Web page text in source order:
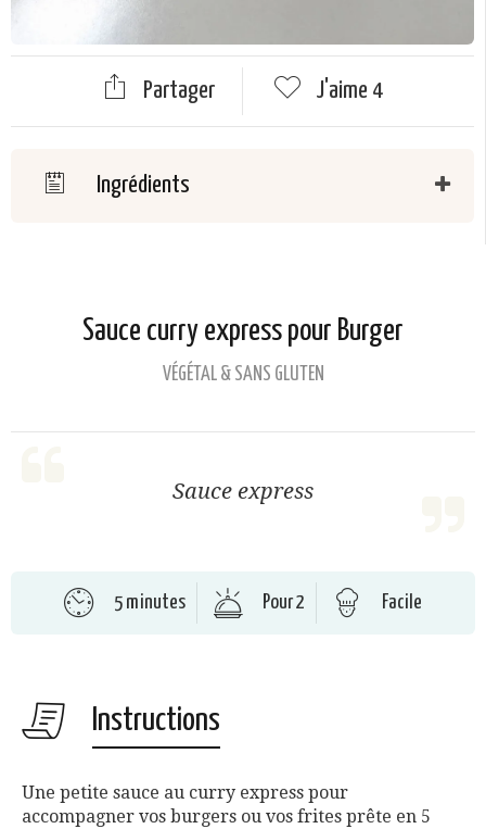
Partager J'aime 4
Ingrédients
Sauce curry express pour Burger
VÉGÉTAL & SANS GLUTEN
Sauce express
5 minutes Pour 2 Facile
Instructions
Une petite sauce au curry express pour
accompagner vos burgers ou vos frites prête en 5